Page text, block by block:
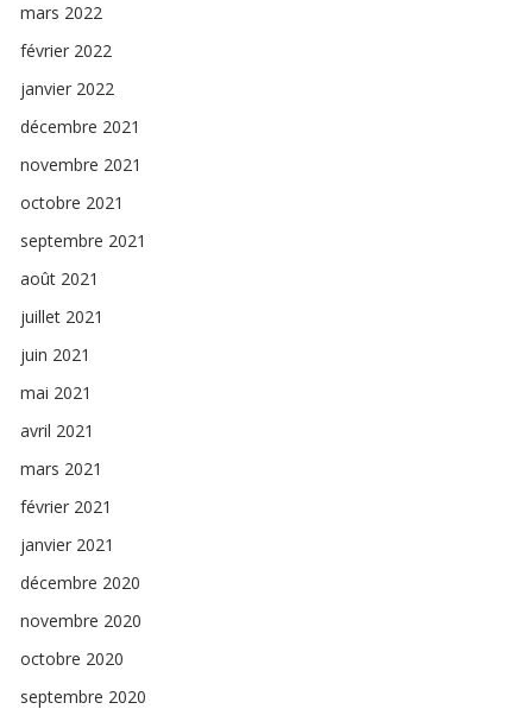
mars 2022
février 2022
janvier 2022
décembre 2021
novembre 2021
octobre 2021
septembre 2021
août 2021
juillet 2021
juin 2021
mai 2021
avril 2021
mars 2021
février 2021
janvier 2021
décembre 2020
novembre 2020
octobre 2020
septembre 2020